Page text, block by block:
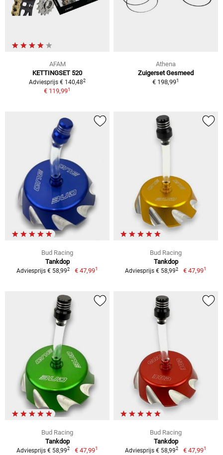
AFAM
KETTINGSET 520
Adviesprijs € 140,482
€ 119,991
Athena
Zuigerset Gesmeed
€ 198,991
Bud Racing
Tankdop
Adviesprijs € 58,992 € 47,991
Bud Racing
Tankdop
Adviesprijs € 58,992 € 47,991
Bud Racing
Tankdop
Adviesprijs € 58,992 € 47,991
Bud Racing
Tankdop
Adviesprijs € 58,992 € 47,991